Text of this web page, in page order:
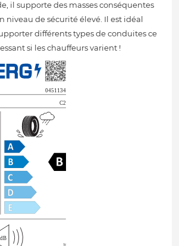
il supporte des masses conséquentes
niveau de sécurité élevé. Il est idéal
différents types de conduites ce
si les chauffeurs varient !